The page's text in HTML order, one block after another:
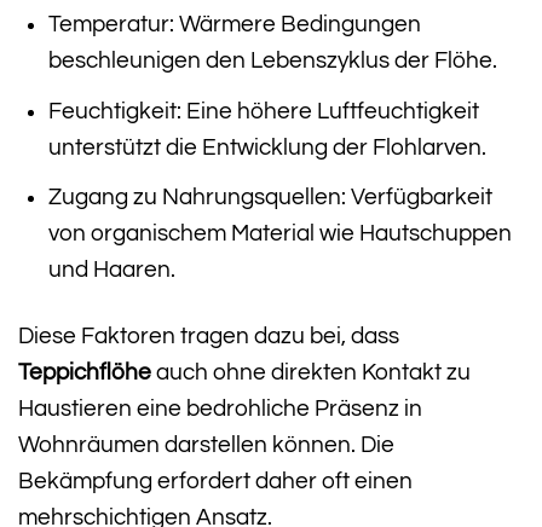
Temperatur: Wärmere Bedingungen
beschleunigen den Lebenszyklus der Flöhe.
Feuchtigkeit: Eine höhere Luftfeuchtigkeit
unterstützt die Entwicklung der Flohlarven.
Zugang zu Nahrungsquellen: Verfügbarkeit
von organischem Material wie Hautschuppen
und Haaren.
Diese Faktoren tragen dazu bei, dass
Teppichflöhe auch ohne direkten Kontakt zu
Haustieren eine bedrohliche Präsenz in
Wohnräumen darstellen können. Die
Bekämpfung erfordert daher oft einen
mehrschichtigen Ansatz.